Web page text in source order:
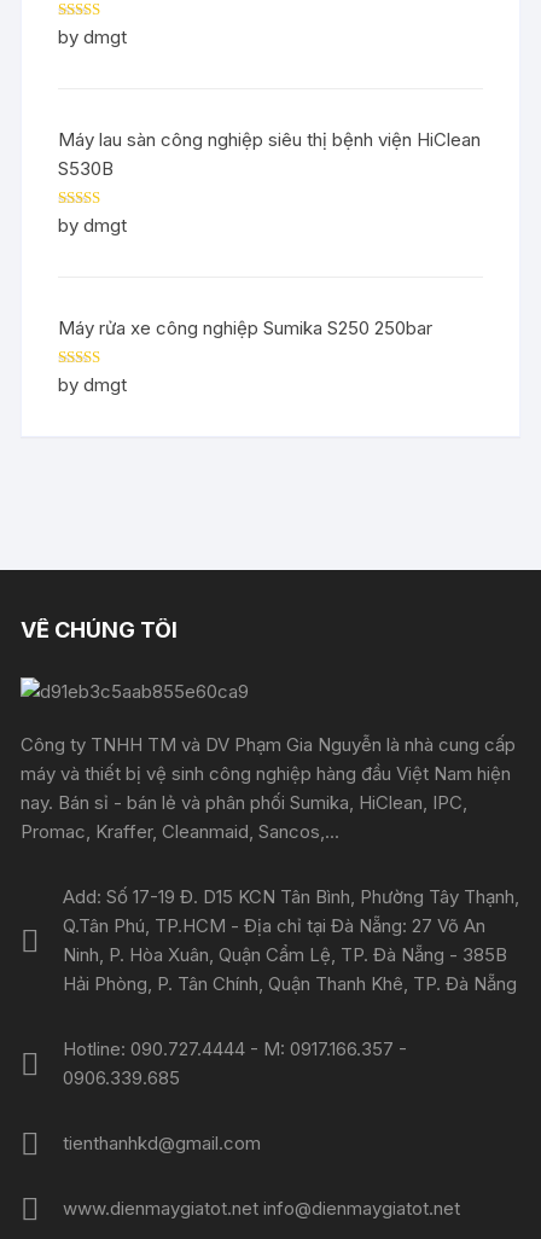
Rated5out
of 5
by dmgt
Máy lau sàn công nghiệp siêu thị bệnh viện HiClean
S530B
Rated5out
of 5
by dmgt
Máy rửa xe công nghiệp Sumika S250 250bar
Rated5out
of 5
by dmgt
VỀ CHÚNG TÔI
Công ty TNHH TM và DV Phạm Gia Nguyễn là nhà cung cấp
máy và thiết bị vệ sinh công nghiệp hàng đầu Việt Nam hiện
nay. Bán sỉ - bán lẻ và phân phối Sumika, HiClean, IPC,
Promac, Kraffer, Cleanmaid, Sancos,...
Add: Số 17-19 Đ. D15 KCN Tân Bình, Phường Tây Thạnh,
Q.Tân Phú, TP.HCM - Địa chỉ tại Đà Nẵng: 27 Võ An
Ninh, P. Hòa Xuân, Quận Cẩm Lệ, TP. Đà Nẵng - 385B
Hải Phòng, P. Tân Chính, Quận Thanh Khê, TP. Đà Nẵng
Hotline: 090.727.4444 - M: 0917.166.357 -
0906.339.685
tienthanhkd@gmail.com
www.dienmaygiatot.net info@dienmaygiatot.net